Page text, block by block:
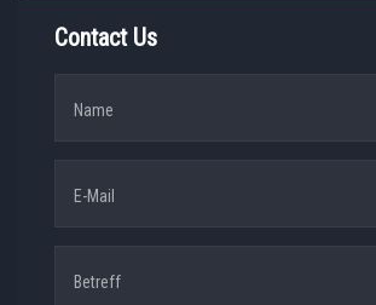
Contact Us